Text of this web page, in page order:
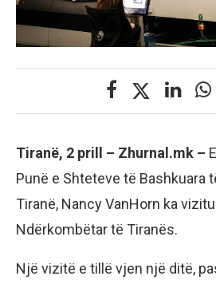
Tiranë, 2 prill – Zhurnal.mk –
Punë e Shteteve të Bashkuara
Tiranë, Nancy VanHorn ka
Ndërkombëtar të Tiranës.
Një vizitë e tillë vjen një ditë,